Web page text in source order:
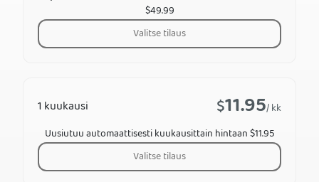
1 kuukausi $11.95/ kk
Uusiutuu automaattisesti kuukausittain hintaan $11.95
Valitse tilaus
$49.99
Valitse tilaus